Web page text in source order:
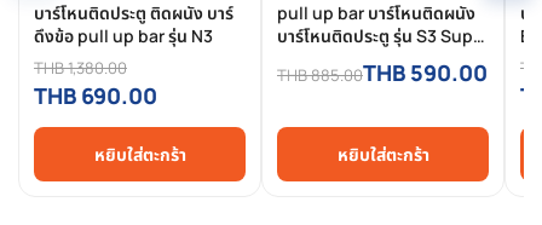
บาร์โหนติดประตู ติดผนัง บาร์
ดึงข้อ pull up bar รุ่น N3
THB 1,380.00
THB 690.00
หยิบใส่ตะกร้า
pull up bar บาร์โหนติดผนัง
บาร์โหนติดประตู รุ่น S3 Super
Lock บาร์ติดประตู บาร์โหนดึง
ข้อ ที่โหนบาร์ติดผนัง บาร์ดึงข้อ
THB 885.00THB 590.00
หยิบใส่ตะกร้า
บ
ค